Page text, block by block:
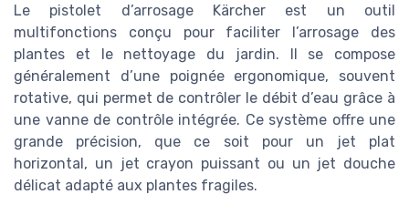
Le pistolet d’arrosage Kärcher est un outil
multifonctions conçu pour faciliter l’arrosage des
plantes et le nettoyage du jardin. Il se compose
généralement d’une poignée ergonomique, souvent
rotative, qui permet de contrôler le débit d’eau grâce à
une vanne de contrôle intégrée. Ce système offre une
grande précision, que ce soit pour un jet plat
horizontal, un jet crayon puissant ou un jet douche
délicat adapté aux plantes fragiles.